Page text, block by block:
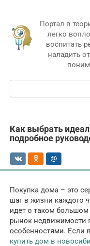
контенту
Портал в
легко
воспитать
наладить
Поиск:
Как выбрать
подробное
Покупка дома – это
шаг в жизни каждого
идет о таком большом
рынок недвижимости
особенностями. Если
купить дом в